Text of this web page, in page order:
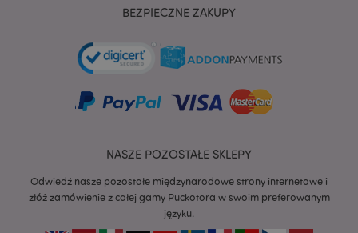
BEZPIECZNE ZAKUPY
NASZE POZOSTAŁE SKLEPY
Odwiedź nasze pozostałe międzynarodowe strony internetowe i
złóż zamówienie z całej gamy Puckotora w swoim preferowanym
języku.
recently_viewed_product
mage-cache-storage
Adobe Inc.
recently_viewed_product_previous Adobe Inc.